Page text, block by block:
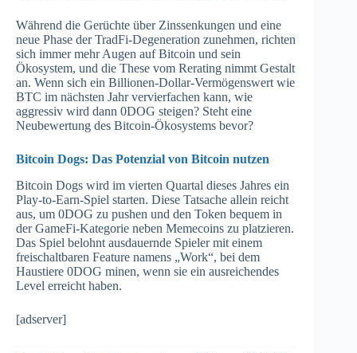
Während die Gerüchte über Zinssenkungen und eine
neue Phase der TradFi-Degeneration zunehmen, richten
sich immer mehr Augen auf Bitcoin und sein
Ökosystem, und die These vom Rerating nimmt Gestalt
an. Wenn sich ein Billionen-Dollar-Vermögenswert wie
BTC im nächsten Jahr vervierfachen kann, wie
aggressiv wird dann 0DOG steigen? Steht eine
Neubewertung des Bitcoin-Ökosystems bevor?
Bitcoin Dogs: Das Potenzial von Bitcoin nutzen
Bitcoin Dogs wird im vierten Quartal dieses Jahres ein
Play-to-Earn-Spiel starten. Diese Tatsache allein reicht
aus, um 0DOG zu pushen und den Token bequem in
der GameFi-Kategorie neben Memecoins zu platzieren.
Das Spiel belohnt ausdauernde Spieler mit einem
freischaltbaren Feature namens „Work“, bei dem
Haustiere 0DOG minen, wenn sie ein ausreichendes
Level erreicht haben.
[adserver]